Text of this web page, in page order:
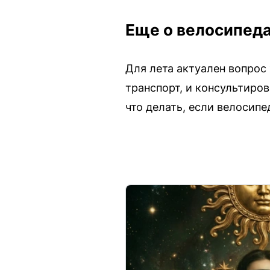
Еще о
Для лета актуален
транспорт, и
что делать, если